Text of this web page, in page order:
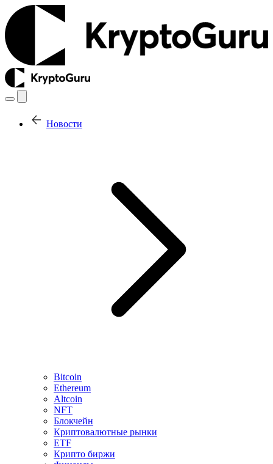
Новости
Bitcoin
Ethereum
Altcoin
NFT
Блокчейн
Криптовалютные рынки
ETF
Крипто биржи